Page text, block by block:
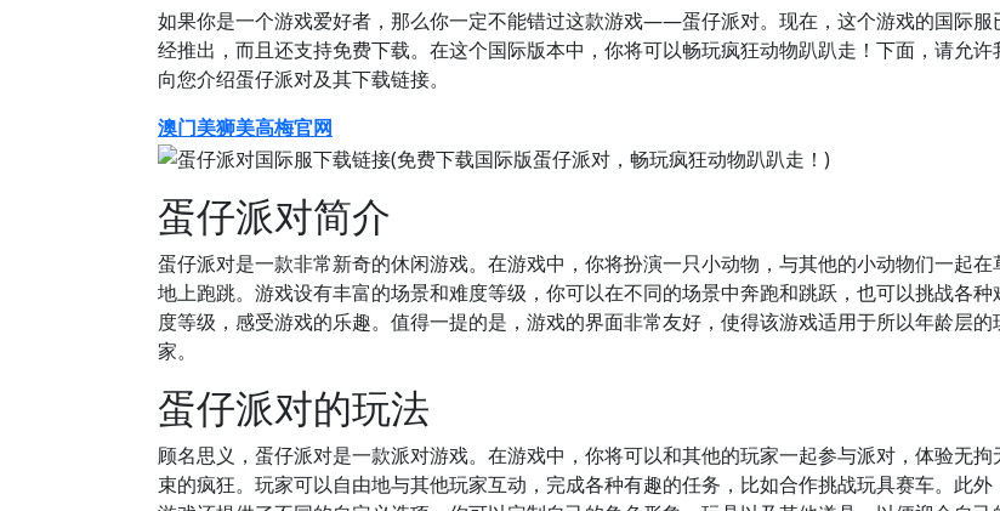
如果你是一个游戏爱好者，那么你一定不能错过这款游戏——蛋仔派对。现在，这个游戏的国际服
经推出，而且还支持免费下载。在这个国际版本中，你将可以畅玩疯狂动物趴趴走！下面，请允许
向您介绍蛋仔派对及其下载链接。
澳门美狮美高梅官网
蛋仔派对简介
蛋仔派对是一款非常新奇的休闲游戏。在游戏中，你将扮演一只小动物，与其他的小动物们一起在
地上跑跳。游戏设有丰富的场景和难度等级，你可以在不同的场景中奔跑和跳跃，也可以挑战各种
度等级，感受游戏的乐趣。值得一提的是，游戏的界面非常友好，使得该游戏适用于所以年龄层的
家。
蛋仔派对的玩法
顾名思义，蛋仔派对是一款派对游戏。在游戏中，你将可以和其他的玩家一起参与派对，体验无拘
束的疯狂。玩家可以自由地与其他玩家互动，完成各种有趣的任务，比如合作挑战玩具赛车。此外